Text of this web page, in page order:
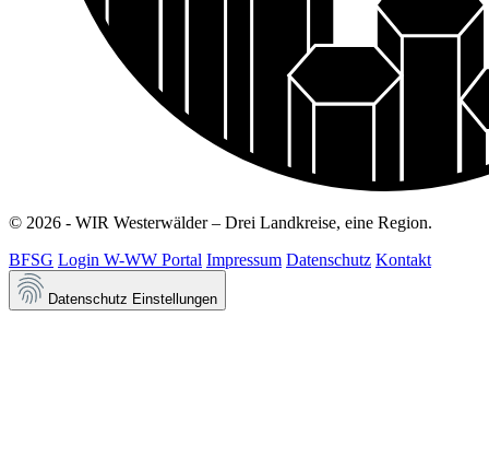
© 2026 - WIR Westerwälder – Drei Landkreise, eine Region.
BFSG Login W-WW Portal Impressum Datenschutz Kontakt
Datenschutz Einstellungen